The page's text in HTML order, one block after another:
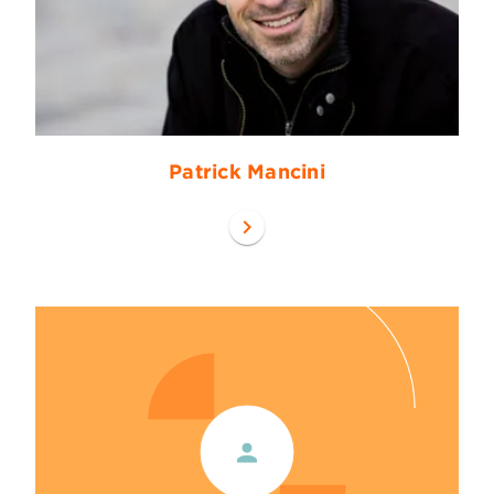
Patrick Mancini
chevron_right